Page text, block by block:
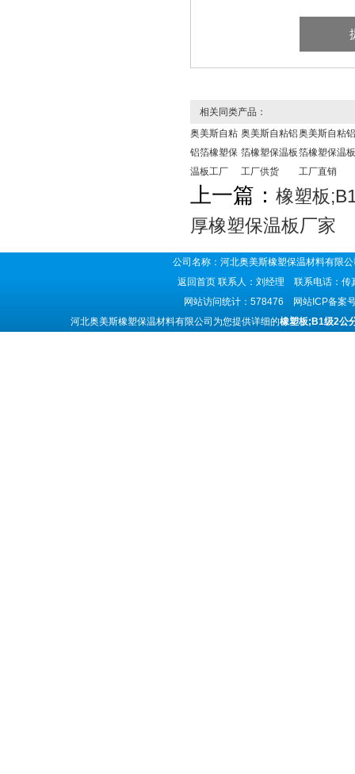
相关同类产品：
奥美斯自粘
铝箔橡塑保
温板工厂
奥美斯自粘铝
箔橡塑保温板
工厂供货
奥美斯自粘铝
箔橡塑保温板
工厂直销
上一篇： 橡塑板
厚橡塑保温板厂家
公司名称：河北奥美斯橡塑保温材料有
返回首页 联系人：刘经理 联系电话：
网站访问统计：578476 网站ICP备案
河北奥美斯橡塑保温材料有限公司为您提供详细的橡塑板;B1级2公